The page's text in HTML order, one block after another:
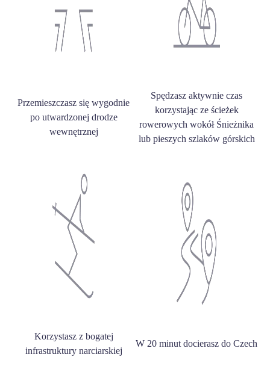
Przemieszczasz się wygodnie
po utwardzonej drodze
wewnętrznej
Spędzasz aktywnie czas
korzystając ze ścieżek
rowerowych wokół Śnieżnika
lub pieszych szlaków górskich
Korzystasz z bogatej
infrastruktury narciarskiej
W 20 minut docierasz do Czech